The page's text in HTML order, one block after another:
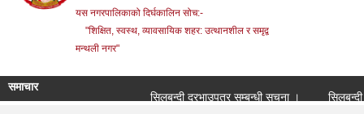
यस नगरपालिकाको दिर्घकालिन सोच:-
"शिक्षित, स्वस्थ, व्यावसायिक शहर: उत्थानशील र समृद्व
मन्थली नगर"
समाचार
सिलबन्दी दरभाउपत्र सम्बन्धी सूचना ।
सिलबन्दी